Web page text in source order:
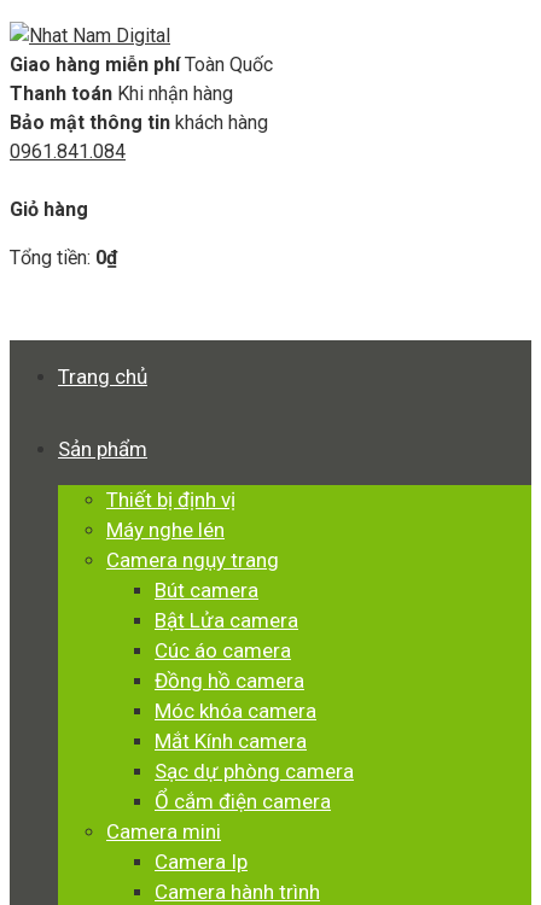
Giao hàng miễn phí Toàn Quốc
Thanh toán Khi nhận hàng
Bảo mật thông tin khách hàng
0961.841.084
Giỏ hàng
Tổng tiền: 0₫
Trang chủ
Sản phẩm
Thiết bị định vị
Máy nghe lén
Camera ngụy trang
Bút camera
Bật Lửa camera
Cúc áo camera
Đồng hồ camera
Móc khóa camera
Mắt Kính camera
Sạc dự phòng camera
Ổ cắm điện camera
Camera mini
Camera Ip
Camera hành trình